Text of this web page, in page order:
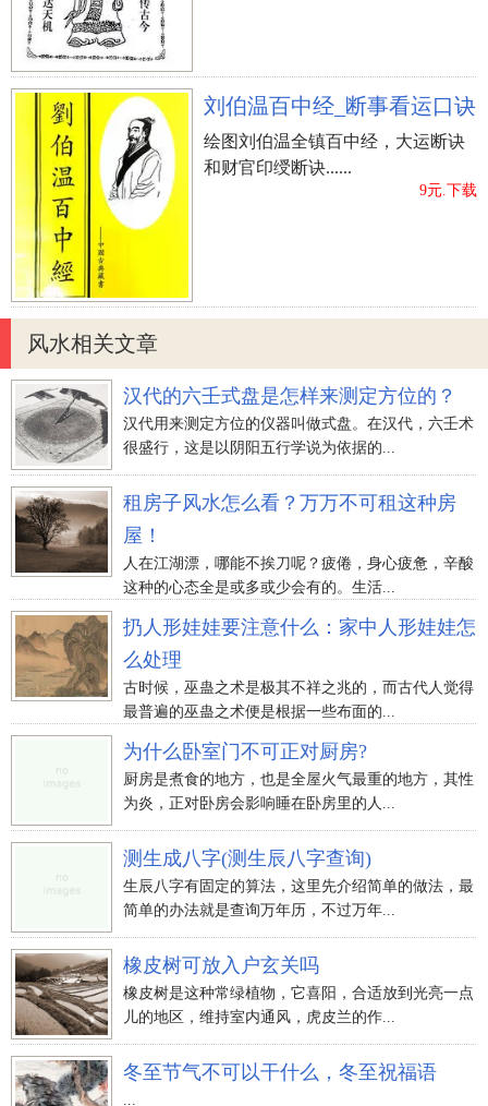
刘伯温百中经_断事看运口诀
绘图刘伯温全镇百中经，大运断诀
和财官印绶断诀......
9元.下载
风水相关文章
汉代的六壬式盘是怎样来测定方位的？
汉代用来测定方位的仪器叫做式盘。在汉代，六壬术
很盛行，这是以阴阳五行学说为依据的...
租房子风水怎么看？万万不可租这种房
屋！
人在江湖漂，哪能不挨刀呢？疲倦，身心疲惫，辛酸
这种的心态全是或多或少会有的。生活...
扔人形娃娃要注意什么：家中人形娃娃怎
么处理
古时候，巫蛊之术是极其不祥之兆的，而古代人觉得
最普遍的巫蛊之术便是根据一些布面的...
为什么卧室门不可正对厨房?
厨房是煮食的地方，也是全屋火气最重的地方，其性
为炎，正对卧房会影响睡在卧房里的人...
测生成八字(测生辰八字查询)
生辰八字有固定的算法，这里先介绍简单的做法，最
简单的办法就是查询万年历，不过万年...
橡皮树可放入户玄关吗
橡皮树是这种常绿植物，它喜阳，合适放到光亮一点
儿的地区，维持室内通风，虎皮兰的作...
冬至节气不可以干什么，冬至祝福语